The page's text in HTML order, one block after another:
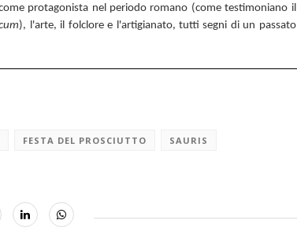
protagonista nel periodo romano (come testimoniano il
), l'arte, il folclore e l'artigianato, tutti segni di un passato
FESTA DEL PROSCIUTTO SAURIS